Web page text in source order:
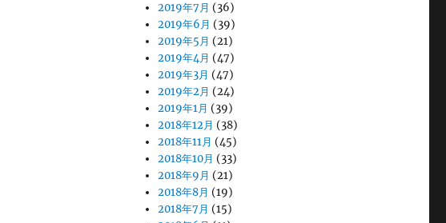
2019年7月 (36)
2019年6月 (39)
2019年5月 (21)
2019年4月 (47)
2019年3月 (47)
2019年2月 (24)
2019年1月 (39)
2018年12月 (38)
2018年11月 (45)
2018年10月 (33)
2018年9月 (21)
2018年8月 (19)
2018年7月 (15)